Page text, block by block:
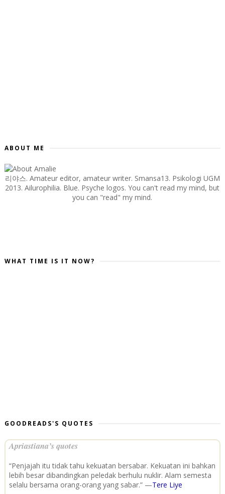
ABOUT ME
리야스. Amateur editor, amateur writer. Smansa13. Psikologi UGM
2013. Ailurophilia. Blue. Psyche logos. You can't read my mind, but
you can "read" my mind.
WHAT TIME IS IT NOW?
GOODREADS'S QUOTES
Apriastiana’s quotes
“Penjajah itu tidak tahu kekuatan bersabar. Kekuatan ini bahkan
lebih besar dibandingkan peledak berhulu nuklir. Alam semesta
selalu bersama orang-orang yang sabar.” —Tere Liye